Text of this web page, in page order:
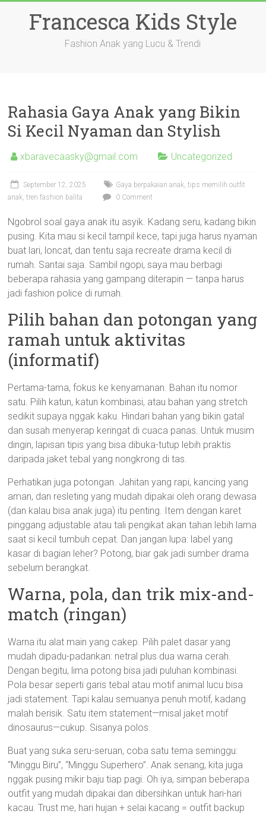
contentFrancesca Kids Style
Fashion Anak yang Lucu & Trendi
Rahasia Gaya Anak yang Bikin
Si Kecil Nyaman dan Stylish
xbaravecaasky@gmail.com Uncategorized
September 12, 2025
Gaya berpakaian anak, tips memilih outfit
anak, tren fashion balita
0 Comment
Ngobrol soal gaya anak itu asyik. Kadang seru, kadang bikin
pusing. Kita mau si kecil tampil kece, tapi juga harus nyaman
buat lari, loncat, dan tentu saja recreate drama kecil di
rumah. Santai saja. Sambil ngopi, saya mau berbagi
beberapa rahasia yang gampang diterapin — tanpa harus
jadi fashion police di rumah.
Pilih bahan dan potongan yang
ramah untuk aktivitas
(informatif)
Pertama-tama, fokus ke kenyamanan. Bahan itu nomor
satu. Pilih katun, katun kombinasi, atau bahan yang stretch
sedikit supaya nggak kaku. Hindari bahan yang bikin gatal
dan susah menyerap keringat di cuaca panas. Untuk musim
dingin, lapisan tipis yang bisa dibuka-tutup lebih praktis
daripada jaket tebal yang nongkrong di tas.
Perhatikan juga potongan. Jahitan yang rapi, kancing yang
aman, dan resleting yang mudah dipakai oleh orang dewasa
(dan kalau bisa anak juga) itu penting. Item dengan karet
pinggang adjustable atau tali pengikat akan tahan lebih lama
saat si kecil tumbuh cepat. Dan jangan lupa: label yang
kasar di bagian leher? Potong, biar gak jadi sumber drama
sebelum berangkat.
Warna, pola, dan trik mix-and-
match (ringan)
Warna itu alat main yang cakep. Pilih palet dasar yang
mudah dipadu-padankan: netral plus dua warna cerah.
Dengan begitu, lima potong bisa jadi puluhan kombinasi.
Pola besar seperti garis tebal atau motif animal lucu bisa
jadi statement. Tapi kalau semuanya penuh motif, kadang
malah berisik. Satu item statement—misal jaket motif
dinosaurus—cukup. Sisanya polos.
Buat yang suka seru-seruan, coba satu tema seminggu:
“Minggu Biru”, “Minggu Superhero”. Anak senang, kita juga
nggak pusing mikir baju tiap pagi. Oh iya, simpan beberapa
outfit yang mudah dipakai dan dibersihkan untuk hari-hari
kacau. Trust me, hari hujan + selai kacang = outfit backup